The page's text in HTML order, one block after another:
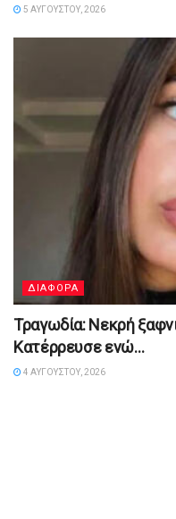
5 ΑΥΓΟΎΣΤΟΥ, 2026
ΔΙΑΦΟΡΑ
Τραγωδία: Νεκρή
Κατέρρευσε ενώ…
4 ΑΥΓΟΎΣΤΟΥ, 2026